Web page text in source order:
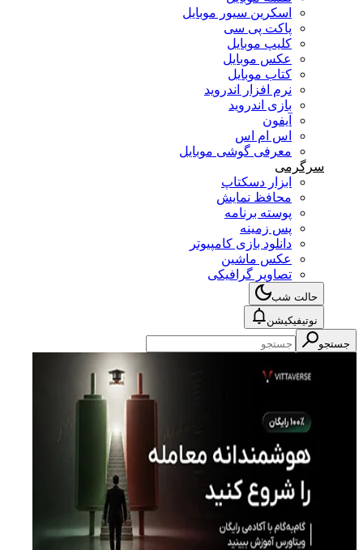
اسکرین سیور موبایل
پاکت پی سی
کلیپ موبایل
عکس موبایل
کتاب موبایل
نرم افزار اندروید
بازی اندروید
آیفون
اس ام اس
معرفی گوشی موبایل
سرگرمی
ابزار دسکتاپ
محافظ نمایش
پوسته برنامه
پس زمینه
دانلود بازی کامپیوتر
عکس ماشین
تصاویر گرافیکی
حالت شب
نوتیفیکیشن
جستجو